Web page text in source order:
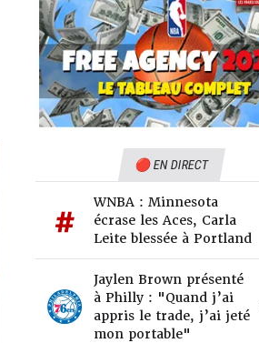
🔴 EN DIRECT
WNBA : Minnesota
écrase les Aces, Carla
Leite blessée à Portland
Jaylen Brown présenté
à Philly : "Quand j’ai
appris le trade, j’ai jeté
mon portable"